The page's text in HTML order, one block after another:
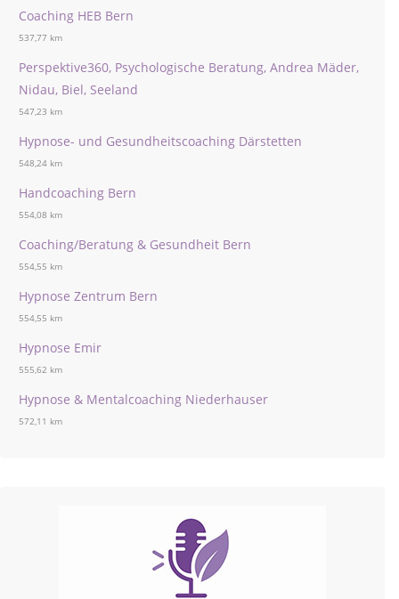
Coaching HEB Bern
537,77 km
Perspektive360, Psychologische Beratung, Andrea Mäder,
Nidau, Biel, Seeland
547,23 km
Hypnose- und Gesundheitscoaching Därstetten
548,24 km
Handcoaching Bern
554,08 km
Coaching/Beratung & Gesundheit Bern
554,55 km
Hypnose Zentrum Bern
554,55 km
Hypnose Emir
555,62 km
Hypnose & Mentalcoaching Niederhauser
572,11 km